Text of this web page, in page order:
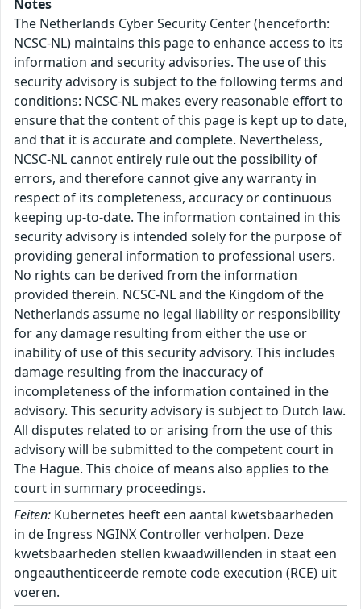
Notes
The Netherlands Cyber Security Center (henceforth:
NCSC-NL) maintains this page to enhance access to its
information and security advisories. The use of this
security advisory is subject to the following terms and
conditions: NCSC-NL makes every reasonable effort to
ensure that the content of this page is kept up to date,
and that it is accurate and complete. Nevertheless,
NCSC-NL cannot entirely rule out the possibility of
errors, and therefore cannot give any warranty in
respect of its completeness, accuracy or continuous
keeping up-to-date. The information contained in this
security advisory is intended solely for the purpose of
providing general information to professional users.
No rights can be derived from the information
provided therein. NCSC-NL and the Kingdom of the
Netherlands assume no legal liability or responsibility
for any damage resulting from either the use or
inability of use of this security advisory. This includes
damage resulting from the inaccuracy of
incompleteness of the information contained in the
advisory. This security advisory is subject to Dutch law.
All disputes related to or arising from the use of this
advisory will be submitted to the competent court in
The Hague. This choice of means also applies to the
court in summary proceedings.
Feiten: Kubernetes heeft een aantal kwetsbaarheden
in de Ingress NGINX Controller verholpen. Deze
kwetsbaarheden stellen kwaadwillenden in staat een
ongeauthenticeerde remote code execution (RCE) uit
voeren.